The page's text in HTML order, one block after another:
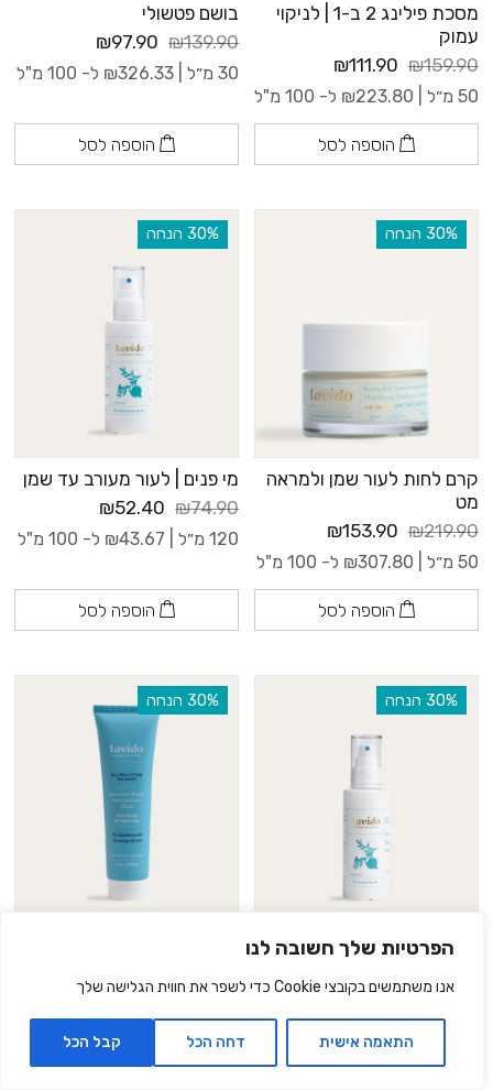
הפרטיות שלך חשובה לנו
אנו משתמשים בקובצי Cookie כדי לשפר את חווית הגלישה שלך
התאמה אישית דחה הכל קבל הכל
מסכת פילינג 2 ב-1 | לניקוי
עמוק
₪159.90
₪111.90
50 מ״ל | ₪223.80 ל- 100 מ"ל
הוספה לסל
בושם פטשולי
₪139.90
₪97.90
30 מ״ל | ₪326.33 ל- 100 מ"ל
הוספה לסל
‫30% הנחה
קרם לחות לעור שמן ולמראה
מט
₪219.90
₪153.90
50 מ״ל | ₪307.80 ל- 100 מ"ל
הוספה לסל
‫30% הנחה
מי פנים | לעור מעורב עד שמן
₪74.90
₪52.40
120 מ״ל | ₪43.67 ל- 100 מ"ל
הוספה לסל
‫30% הנחה
מי פנים | לעור רגיל עד יבש
‫30% הנחה
₪169.90
₪118.90
100 מ״ל | 118.90
מ"ל